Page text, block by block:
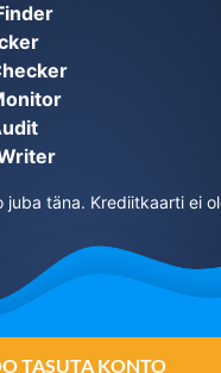
juba täna. Krediitkaarti ei
TASUTA KONTO